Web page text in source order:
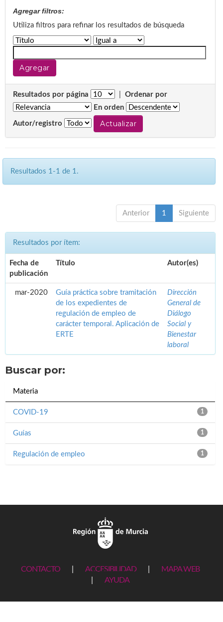
Agregar filtros:
Utiliza filtros para refinar los resultados de búsqueda
Resultados por página
Ordenar por
En orden
Autor/registro
Resultados 1-1 de 1.
Anterior 1 Siguiente
Resultados por ítem:
Fecha de
publicación
Título Autor(es)
mar-2020
Guía práctica sobre tramitación
de los expedientes de
regulación de empleo de
carácter temporal. Aplicación de
ERTE
Dirección
General de
Diálogo
Social y
Bienestar
laboral
Buscar por:
Materia
1
COVID-19
1
Guías
1
Regulación de empleo
CONTACTO ACCESIBILIDAD
MAPA WEB
AYUDA